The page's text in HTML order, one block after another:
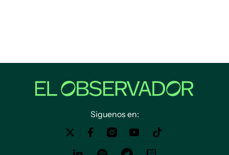
Siguenos en: